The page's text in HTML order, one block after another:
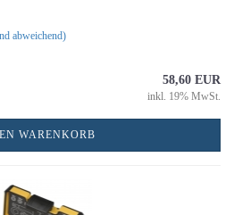
abweichend)
58,60 EUR
inkl. 19% MwSt.
WARENKORB